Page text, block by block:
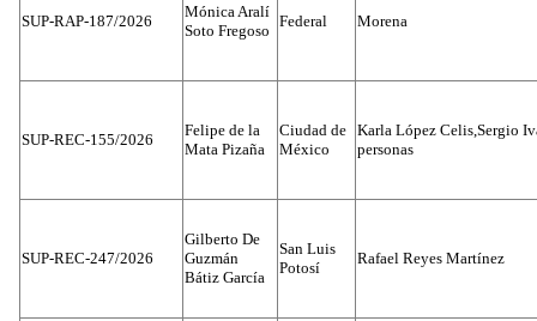
SUP-RAP-187/2026
Mónica Aralí
Soto Fregoso
Federal Morena
SUP-REC-155/2026
Felipe de la
Mata Pizaña
Ciudad de
México
Karla López Celis,Sergio
personas
SUP-REC-247/2026
Gilberto De
Guzmán
Bátiz García
San Luis
Potosí
Rafael Reyes Martínez